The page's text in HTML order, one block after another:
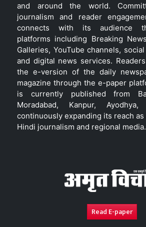
and around the world.
journalism and reader
connects with its audience
platforms including Breaking
Galleries, YouTube channels,
and digital news services.
the e-version of the daily
magazine through the e-paper
is currently published from
Moradabad, Kanpur,
continuously expanding its reach
Hindi journalism and regional media.
Read E-paper